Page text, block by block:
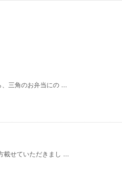
三角のお弁当にの ...
載せていただきまし ...